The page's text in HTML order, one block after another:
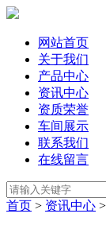
网站首页
关于我们
产品中心
资讯中心
资质荣誉
车间展示
联系我们
在线留言
首页 > 资讯中心 >